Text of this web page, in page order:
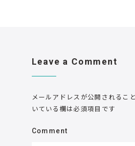
Leave a Comment
メールアドレスが公開されるこ
いている欄は必須項目です
Comment